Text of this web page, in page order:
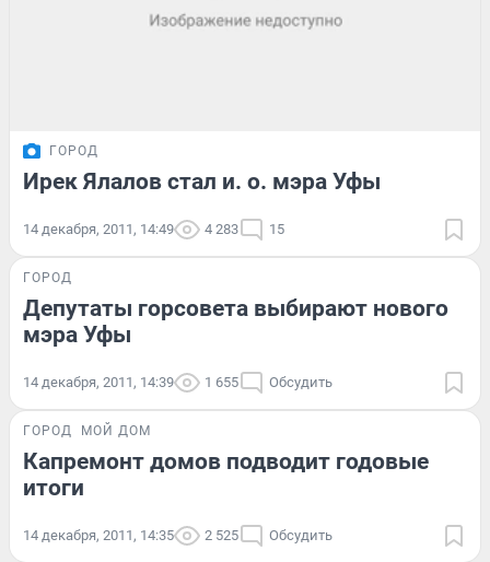
ГОРОД
Ирек Ялалов стал и. о. мэра Уфы
14 декабря, 2011, 14:49 4 283 15
ГОРОД
Депутаты горсовета выбирают нового
мэра Уфы
14 декабря, 2011, 14:39 1 655 Обсудить
ГОРОД МОЙ ДОМ
Капремонт домов подводит годовые
итоги
14 декабря, 2011, 14:35 2 525 Обсудить